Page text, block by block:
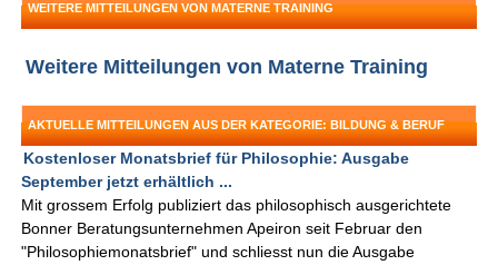
WEITERE MITTEILUNGEN VON MATERNE TRAINING
Weitere Mitteilungen von Materne Training
AKTUELLE MITTEILUNGEN AUS DER KATEGORIE: BILDUNG & BERUF
Kostenloser Monatsbrief für Philosophie: Ausgabe
September jetzt erhältlich ...
Mit grossem Erfolg publiziert das philosophisch ausgerichtete
Bonner Beratungsunternehmen Apeiron seit Februar den
"Philosophiemonatsbrief" und schliesst nun die Ausgabe